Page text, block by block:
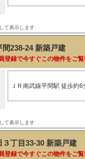
て表示します
間238-24 新築戸建
登録で今すぐこの物件をご覧
ＪＲ南武線平間駅 徒歩約6
て表示します
３丁目33-30 新築戸建
登録で今すぐこの物件をご覧